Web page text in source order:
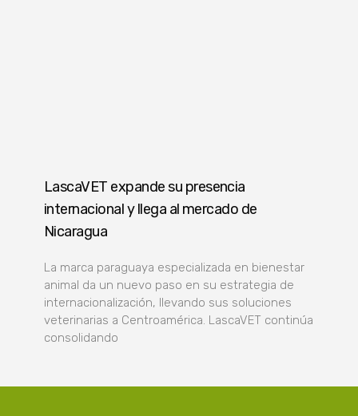
LascaVET expande su presencia
internacional y llega al mercado de
Nicaragua
La marca paraguaya especializada en bienestar
animal da un nuevo paso en su estrategia de
internacionalización, llevando sus soluciones
veterinarias a Centroamérica. LascaVET continúa
consolidando